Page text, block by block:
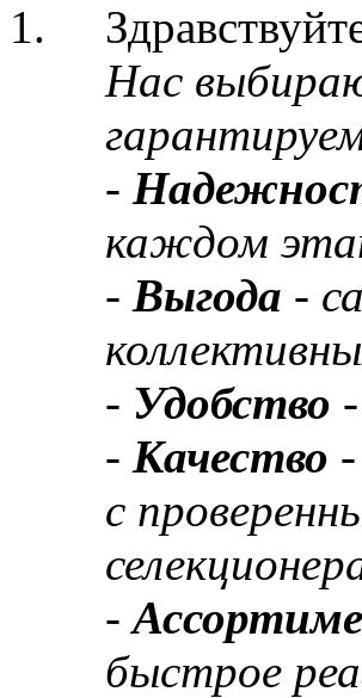
Нас
-
каждом
- Выгода -
- Удобство
- Качество
с
-
быстрое